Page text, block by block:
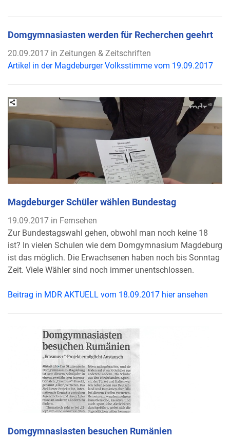
Domgymnasiasten werden für Recherchen geehrt
20.09.2017 in Zeitungen & Zeitschriften
Artikel in der Magdeburger Volksstimme vom 19.09.2017
Magdeburger Schüler wählen Bundestag
19.09.2017 in Fernsehen
Zur Bundestagswahl gehen, obwohl man noch keine 18
ist? In vielen Schulen wie dem Domgymnasium Magdeburg
ist das möglich. Die Erwachsenen haben noch bis Sonntag
Zeit. Viele Wähler sind noch immer unentschlossen.
Beitrag in MDR AKTUELL vom 18.09.2017 hier ansehen
Domgymnasiasten besuchen Rumänien